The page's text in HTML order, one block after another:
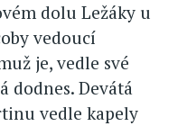
dolu Ležáky u
vedoucí
je, vedle své
dodnes. Devátá
vedle kapely